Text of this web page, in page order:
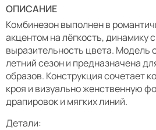
ОПИСАНИЕ
Комбинезон выполнен в
акцентом на лёгкость, динамику
выразительность цвета. Модель
летний сезон и предназначена
образов. Конструкция сочетает
кроя и визуально женственную
драпировок и мягких линий.
Детали: